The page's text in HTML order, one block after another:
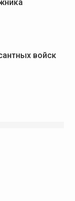
войск